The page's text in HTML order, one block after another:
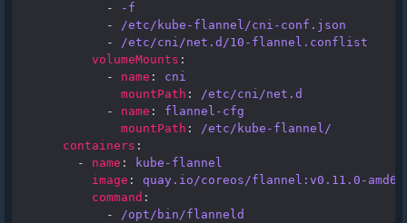
-
-f
-
/etc/kube-flannel/cni-conf.json
-
/etc/cni/net.d/10-flannel.conflist
volumeMounts :
-
name :
cni
mountPath :
/etc/cni/net.d
-
name :
flannel-cfg
mountPath :
/etc/kube-flannel/
containers :
-
name :
kube-flannel
image :
quay.io/coreos/flannel:v0.11.0-amd64
command :
-
/opt/bin/flanneld